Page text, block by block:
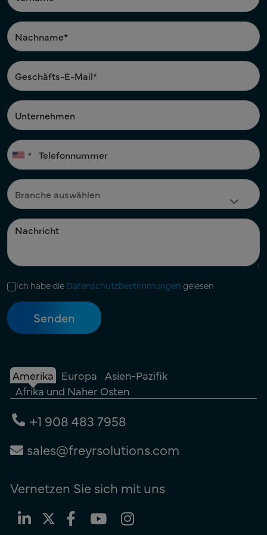
Ich habe dieDatenschutzbestimmungen gelesen
Amerika Europa Asien-Pazifik
Afrika und Naher Osten
+1 908 483 7958
sales@freyrsolutions.com
Vernetzen Sie sich mit uns